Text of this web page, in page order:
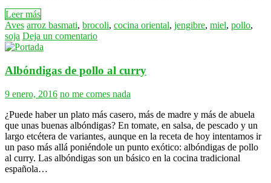
Leer más
Aves arroz basmati, brocoli, cocina oriental, jengibre, miel, pollo,
soja Deja un comentario
Albóndigas de pollo al curry
9 enero, 2016 no me comes nada
¿Puede haber un plato más casero, más de madre y más de abuela
que unas buenas albóndigas? En tomate, en salsa, de pescado y un
largo etcétera de variantes, aunque en la receta de hoy intentamos ir
un paso más allá poniéndole un punto exótico: albóndigas de pollo
al curry. Las albóndigas son un básico en la cocina tradicional
española…